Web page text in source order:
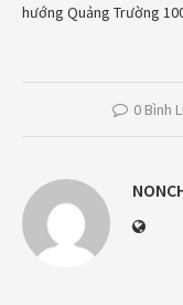
hướng Quảng Trường
0 Bình